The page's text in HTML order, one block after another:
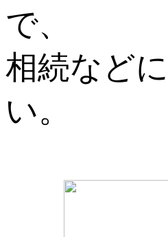
で、
相続など
い。